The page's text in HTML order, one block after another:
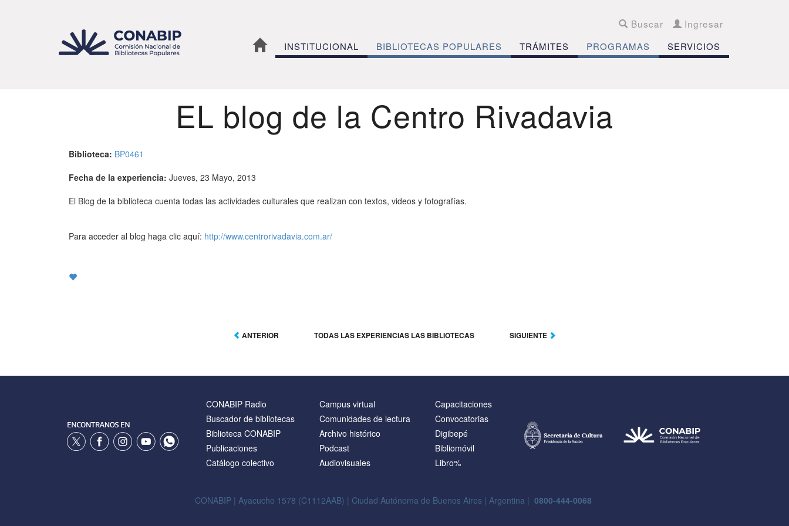
INSTITUCIONAL BIBLIOTECAS POPULARES TRÁMITES PROGRAMAS SERVICIOS
Buscar Ingresar
EL blog de la Centro Rivadavia
Biblioteca: BP0461
Fecha de la experiencia: Jueves, 23 Mayo, 2013
El Blog de la biblioteca cuenta todas las actividades culturales que realizan con textos, videos y fotografías.
Para acceder al blog haga clic aquí: http://www.centrorivadavia.com.ar/
ANTERIOR TODAS LAS EXPERIENCIAS LAS BIBLIOTECAS SIGUIENTE
CONABIP Radio
Buscador de bibliotecas
Biblioteca CONABIP
Publicaciones
Catálogo colectivo
Campus virtual
Comunidades de lectura
Archivo histórico
Podcast
Audiovisuales
Capacitaciones
Convocatorias
Digibepé
Bibliomóvil
Libro%
CONABIP | Ayacucho 1578 (C1112AAB) | Ciudad Autónoma de Buenos Aires | Argentina | 0800-444-0068